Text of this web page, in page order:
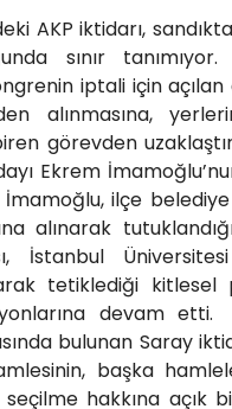
AKP iktidarı,
sınır
iptali için
alınmasına,
görevden
Ekrem
İmamoğlu, ilçe
alınarak
İstanbul
tetiklediği
devam
bulunan Saray
başka
seçilme hakkına